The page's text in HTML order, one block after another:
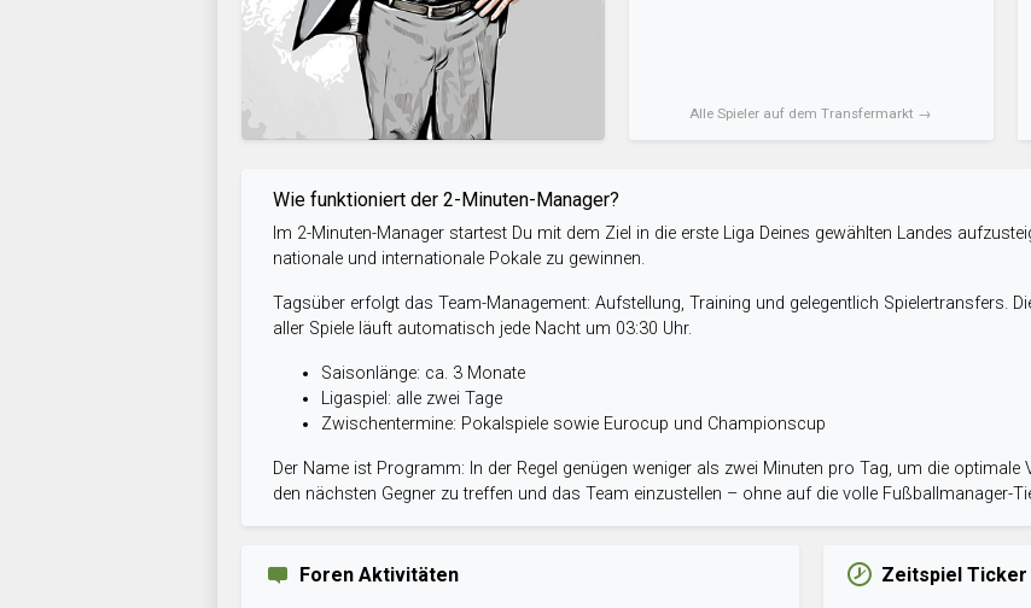
Alle Spieler auf dem Transfermarkt →
Wie funktioniert der 2-Minuten-Manager?
Im 2-Minuten-Manager startest Du mit dem Ziel in die erste Liga Deines gewählten Landes
nationale und internationale Pokale zu gewinnen.
Tagsüber erfolgt das Team-Management: Aufstellung, Training und gelegentlich Spielertransfers.
aller Spiele läuft automatisch jede Nacht um 03:30 Uhr.
Saisonlänge: ca. 3 Monate
Ligaspiel: alle zwei Tage
Zwischentermine: Pokalspiele sowie Eurocup und Championscup
Der Name ist Programm: In der Regel genügen weniger als zwei Minuten pro Tag, um die optimale
den nächsten Gegner zu treffen und das Team einzustellen – ohne auf die volle Fußballmanager-
Foren Aktivitäten Zeitspiel Ticker